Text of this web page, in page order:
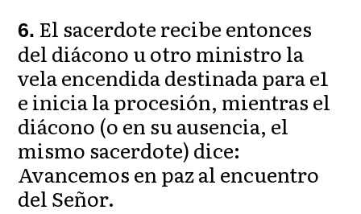
6. El sacerdote recibe entonces
del diácono u otro ministro la
vela encendida destinada para e1
e inicia la procesión, mientras el
diácono (o en su ausencia, el
mismo sacerdote) dice:
Avancemos en paz al encuentro
del Señor.